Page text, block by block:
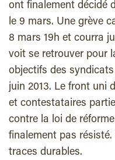
ont finalement décidé
le 9 mars. Une grève
8 mars 19h et courra
voit se retrouver pour
objectifs des
juin 2013. Le front uni
et contestataires
contre la loi de
finalement pas
traces durables.